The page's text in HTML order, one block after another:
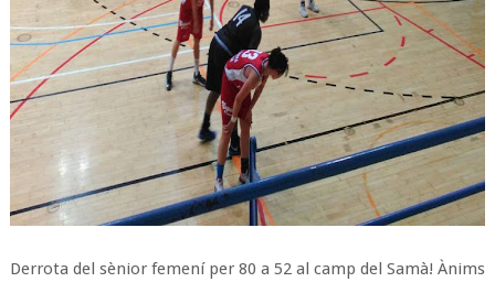
Derrota del sènior femení per 80 a 52 al camp del Samà! Ànims